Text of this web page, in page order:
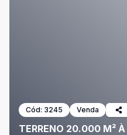
Cód: 3245 Venda
TERRENO 20.000 M²